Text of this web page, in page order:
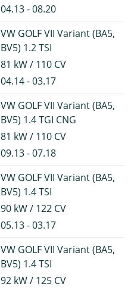
04.13 - 08.20
VW GOLF VII Variant (BA5,
BV5) 1.2 TSI
81 kW / 110 CV
04.14 - 03.17
VW GOLF VII Variant (BA5,
BV5) 1.4 TGI CNG
81 kW / 110 CV
09.13 - 07.18
VW GOLF VII Variant (BA5,
BV5) 1.4 TSI
90 kW / 122 CV
05.13 - 03.17
VW GOLF VII Variant (BA5,
BV5) 1.4 TSI
92 kW / 125 CV